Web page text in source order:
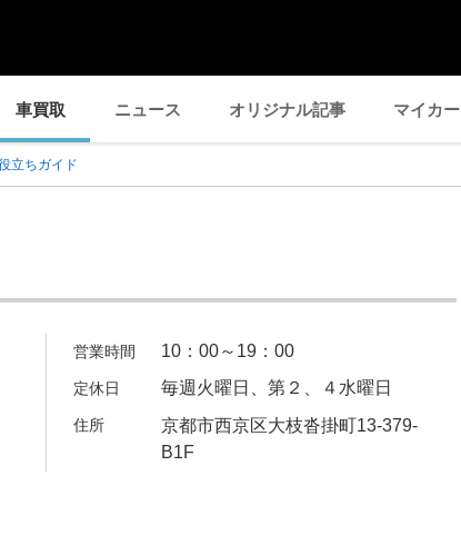
車買取 ニュース オリジナル記事 マイカー
立ちガイド
営業時間 10：00～19：00
定休日 毎週火曜日、第２、４水曜日
住所
京都市西京区大枝沓掛町13-379-
B1F